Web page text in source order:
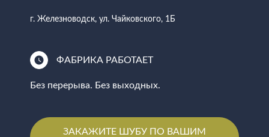
г. Железноводск, ул. Чайковского, 1Б
ФАБРИКА РАБОТАЕТ
Без перерыва. Без выходных.
ЗАКАЖИТЕ ШУБУ ПО ВАШИМ